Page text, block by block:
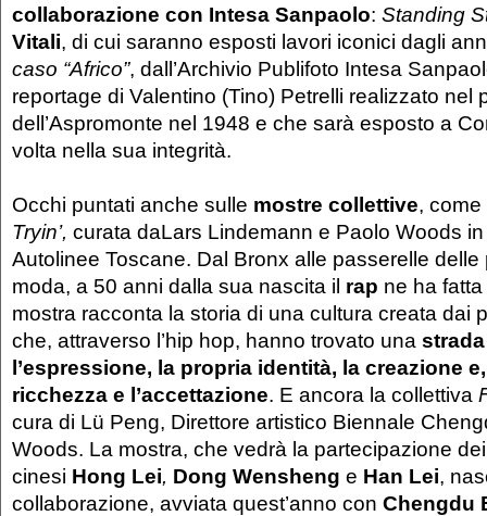
collaborazione con Intesa Sanpaolo: Standing
Vitali, di cui saranno esposti lavori iconici dagli
caso “Africo”, dall’Archivio Publifoto Intesa
reportage di Valentino (Tino) Petrelli realizzato nel
dell’Aspromonte nel 1948 e che sarà esposto a
volta nella sua integrità.
Occhi puntati anche sulle mostre collettive, come
Tryin’, curata daLars Lindemann e Paolo Woods
Autolinee Toscane. Dal Bronx alle passerelle
moda, a 50 anni dalla sua nascita il rap ne ha
mostra racconta la storia di una cultura creata dai
che, attraverso l’hip hop, hanno trovato una
l’espressione, la propria identità, la creazione
ricchezza e l’accettazione. E ancora la collettiva
cura di Lü Peng, Direttore artistico Biennale
Woods. La mostra, che vedrà la partecipazione
cinesi Hong Lei, Dong Wensheng e Han Lei,
collaborazione, avviata quest’anno con Chengdu